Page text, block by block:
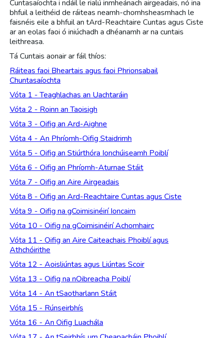
Cuntasaíochta i ndáil le rialú inmheánach airgeadais, nó ina
bhfuil a leithéid de ráiteas neamh-chomhsheasmhach le
faisnéis eile a bhfuil an tArd-Reachtaire Cuntas agus Ciste
ar an eolas faoi ó iniúchadh a dhéanamh ar na cuntais
leithreasa.
Tá Cuntais aonair ar fáil thíos:
Ráiteas faoi Bheartais agus faoi Phrionsabail
Chuntasaíochta
Vóta 1 - Teaghlachas an Uachtaráin
Vóta 2 - Roinn an Taoisigh
Vóta 3 - Oifig an Ard-Aighne
Vóta 4 - An Phríomh-Oifig Staidrimh
Vóta 5 - Oifig an Stiúrthóra Ionchúiseamh Poiblí
Vóta 6 - Oifig an Phríomh-Aturnae Stáit
Vóta 7 - Oifig an Aire Airgeadais
Vóta 8 - Oifig an Ard-Reachtaire Cuntas agus Ciste
Vóta 9 - Oifig na gCoimisinéirí Ioncaim
Vóta 10 - Oifig na gCoimisinéirí Achomhairc
Vóta 11 - Oifig an Aire Caiteachais Phoiblí agus
Athchóirithe
Vóta 12 - Aoisliúntas agus Liúntas Scoir
Vóta 13 - Oifig na nOibreacha Poiblí
Vóta 14 - An tSaotharlann Stáit
Vóta 15 - Rúnseirbhís
Vóta 16 - An Oifig Luachála